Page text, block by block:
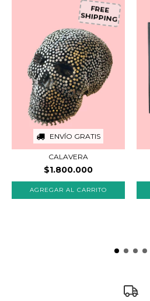
ENVÍO GRATIS
FREE
SHIPPING
CALAVERA
$1.800.000